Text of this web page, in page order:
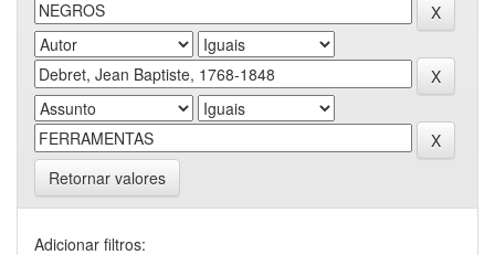
Retornar valores
Adicionar filtros: